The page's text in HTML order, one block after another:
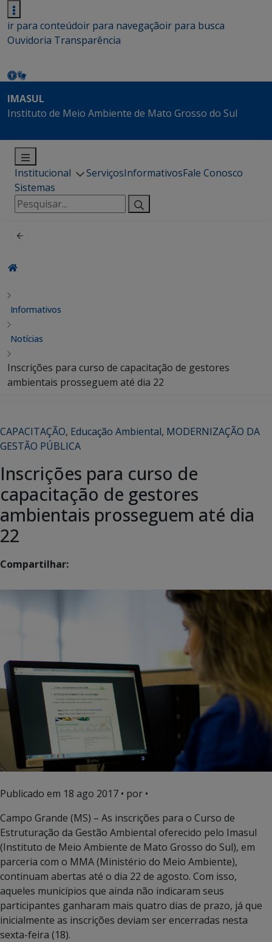
ir para conteúdoir para navegaçãoir para busca
Ouvidoria Transparência
IMASUL
Instituto de Meio Ambiente de Mato Grosso do Sul
Institucional ServiçosInformativosFale Conosco
Sistemas
Pesquisar
por:
Informativos
Notícias
Inscrições para curso de capacitação de gestores
ambientais prosseguem até dia 22
CAPACITAÇÃO, Educação Ambiental, MODERNIZAÇÃO DA
GESTÃO PÚBLICA
Inscrições para curso de
capacitação de gestores
ambientais prosseguem até dia
22
Compartilhar:
Publicado em 18 ago 2017 • por •
Campo Grande (MS) – As inscrições para o Curso de
Estruturação da Gestão Ambiental oferecido pelo Imasul
(Instituto de Meio Ambiente de Mato Grosso do Sul), em
parceria com o MMA (Ministério do Meio Ambiente),
continuam abertas até o dia 22 de agosto. Com isso,
aqueles municípios que ainda não indicaram seus
participantes ganharam mais quatro dias de prazo, já que
inicialmente as inscrições deviam ser encerradas nesta
sexta-feira (18).